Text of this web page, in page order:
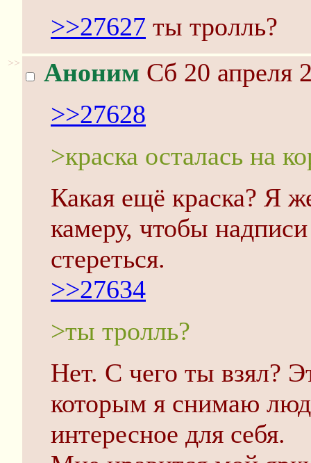
>>27627 ты трoлль?
>> Аноним Сб 20 апреля
>>27628
>краска осталась на
Какая ещё краска? Я
камеру, чтобы
стереться.
>>27634
>ты трoлль?
Нет. С чего ты взял?
которым я снимаю
интересное для себя.